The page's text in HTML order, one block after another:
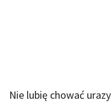
Nie lubię chować